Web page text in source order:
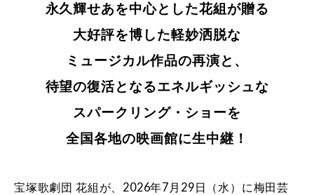
永久輝せあを中心とした花組が贈る
大好評を博した軽妙洒脱な
ミュージカル作品の再演と、
待望の復活となるエネルギッシュな
スパークリング・ショーを
全国各地の映画館に生中継！
宝塚歌劇団 花組が、2026年7月29日（水）に梅田芸